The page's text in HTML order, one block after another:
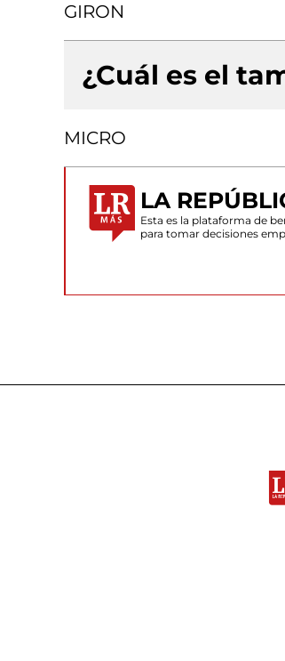
GIRON
¿Cuál es el
MICRO
LA
Esta es la plataforma de
para tomar decisiones